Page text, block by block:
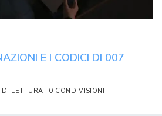
E I CODICI DI 007
LETTURA 0 CONDIVISIONI